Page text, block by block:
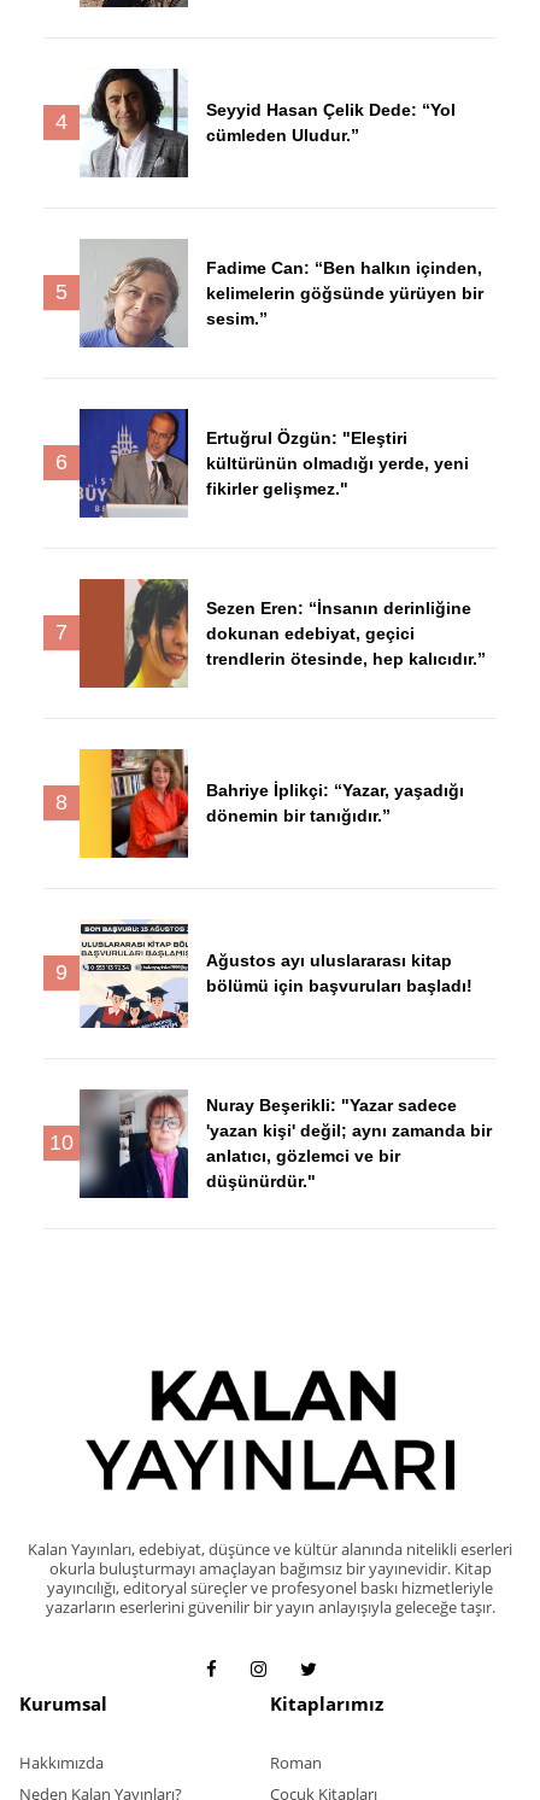
4
Seyyid Hasan Çelik Dede: “Yol
cümleden Uludur.”
5
Fadime Can: “Ben halkın içinden,
kelimelerin göğsünde yürüyen bir
sesim.”
6
Ertuğrul Özgün: "Eleştiri
kültürünün olmadığı yerde, yeni
fikirler gelişmez."
7
Sezen Eren: “İnsanın derinliğine
dokunan edebiyat, geçici
trendlerin ötesinde, hep kalıcıdır.”
8
Bahriye İplikçi: “Yazar, yaşadığı
dönemin bir tanığıdır.”
9
Ağustos ayı uluslararası kitap
bölümü için başvuruları başladı!
10
Nuray Beşerikli: "Yazar sadece
'yazan kişi' değil; aynı zamanda bir
anlatıcı, gözlemci ve bir
düşünürdür."
Kalan Yayınları, edebiyat, düşünce ve kültür alanında nitelikli eserleri
okurla buluşturmayı amaçlayan bağımsız bir yayınevidir. Kitap
yayıncılığı, editoryal süreçler ve profesyonel baskı hizmetleriyle
yazarların eserlerini güvenilir bir yayın anlayışıyla geleceğe taşır.
Kurumsal
Hakkımızda
Neden Kalan Yayınları?
Kitaplarımız
Roman
Çocuk Kitapları